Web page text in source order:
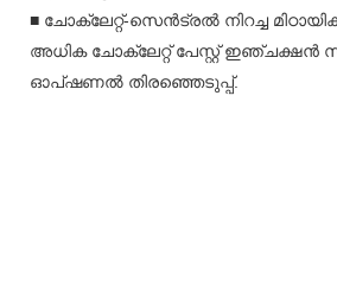
■ ചോക്ലേറ്റ്-സെൻട്രൽ നിറച്ച
അധിക ചോക്ലേറ്റ് പേസ്റ്റ് ഇഞ്ചക്ഷൻ
ഓപ്ഷണൽ തിരഞ്ഞെടുപ്പ്.